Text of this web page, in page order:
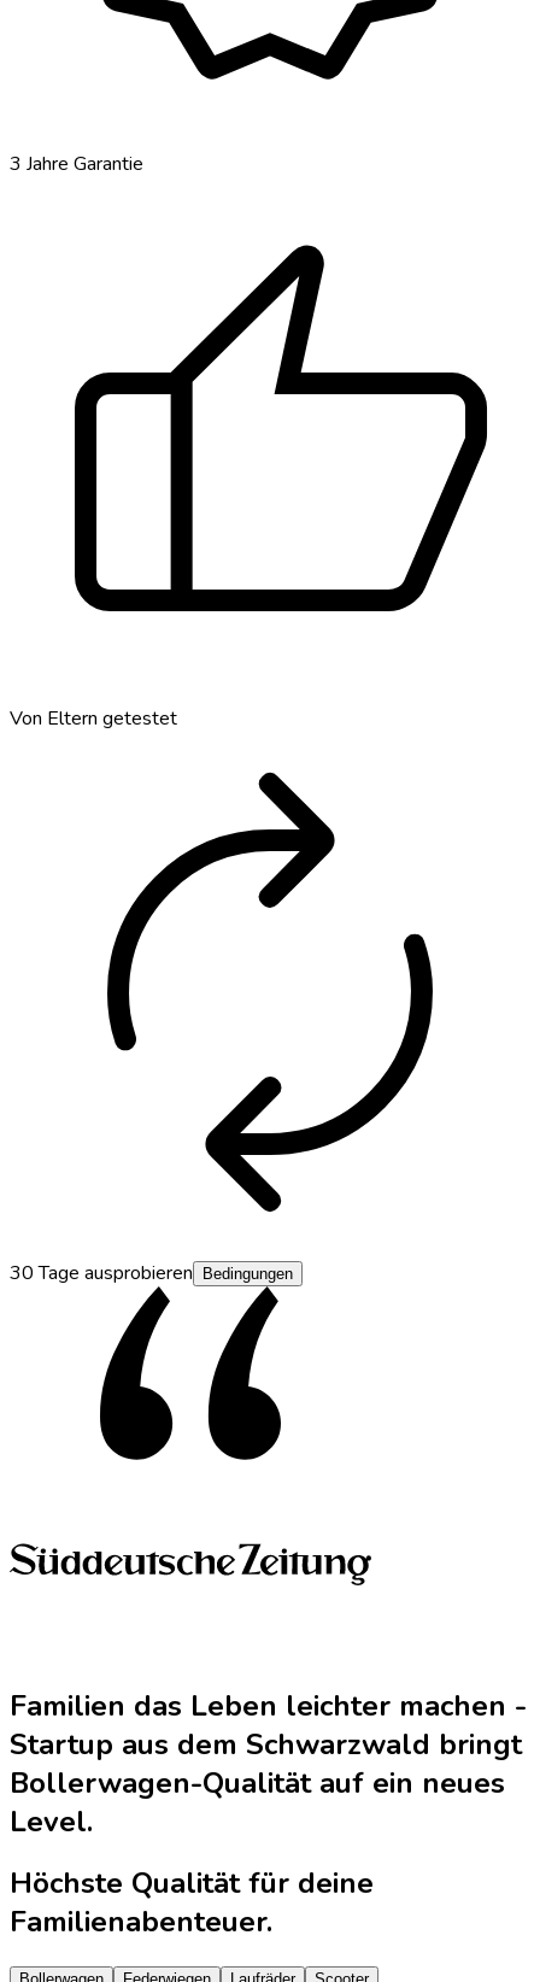
3 Jahre Garantiethumb_up
Von Eltern getestetautorenew
30 Tage ausprobieren Bedingungen
Familien das Leben leichter machen -
Startup aus dem Schwarzwald bringt
Bollerwagen-Qualität auf ein neues
Level.
Höchste Qualität für deine
Familienabenteuer.